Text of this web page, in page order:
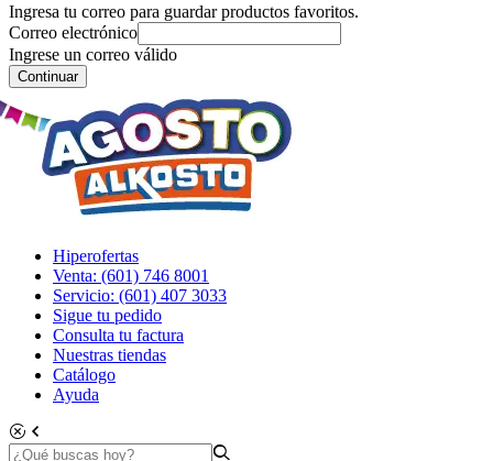
Ingresa tu correo para guardar productos favoritos.
Correo electrónico
Ingrese un correo válido
Continuar
Hiperofertas
Venta: (601) 746 8001
Servicio: (601) 407 3033
Sigue tu pedido
Consulta tu factura
Nuestras tiendas
Catálogo
Ayuda